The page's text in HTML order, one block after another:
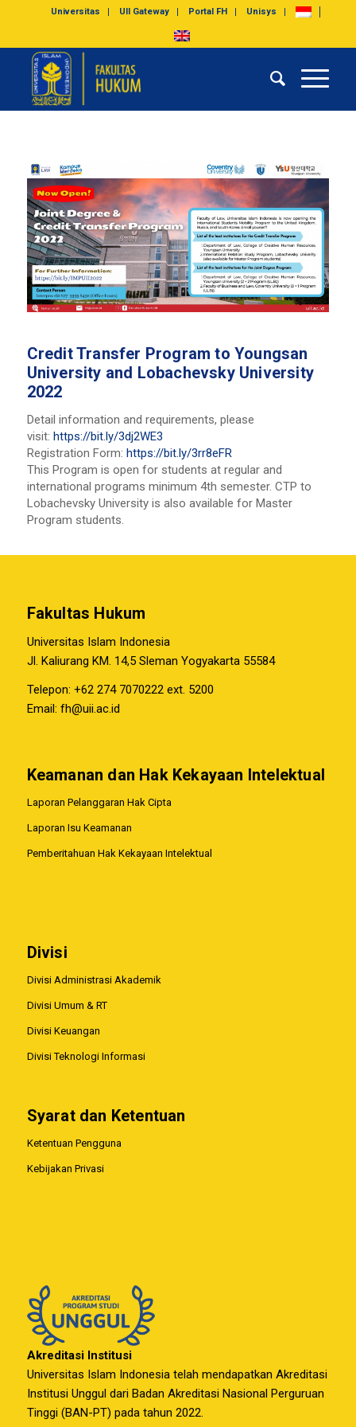
Universitas UII Gateway Portal FH Unisys
Credit Transfer Program to Youngsan
University and Lobachevsky University
2022
Detail information and requirements, please
visit: https://bit.ly/3dj2WE3
Registration Form: https://bit.ly/3rr8eFR
This Program is open for students at regular and
international programs minimum 4th semester. CTP to
Lobachevsky University is also available for Master
Program students.
Fakultas Hukum
Universitas Islam Indonesia
Jl. Kaliurang KM. 14,5 Sleman Yogyakarta 55584
Telepon: +62 274 7070222 ext. 5200
Email: fh@uii.ac.id
Keamanan dan Hak Kekayaan Intelektual
Laporan Pelanggaran Hak Cipta
Laporan Isu Keamanan
Pemberitahuan Hak Kekayaan Intelektual
Divisi
Divisi Administrasi Akademik
Divisi Umum & RT
Divisi Keuangan
Divisi Teknologi Informasi
Syarat dan Ketentuan
Ketentuan Pengguna
Kebijakan Privasi
Akreditasi Institusi
Universitas Islam Indonesia telah mendapatkan Akreditasi
Institusi Unggul dari Badan Akreditasi Nasional Perguruan
Tinggi (BAN-PT) pada tahun 2022.